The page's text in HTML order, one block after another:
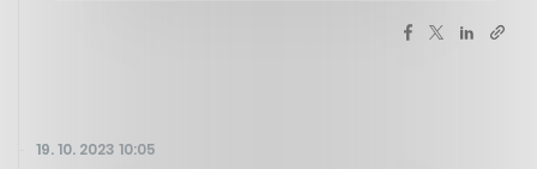
19. 10. 2023 10:05